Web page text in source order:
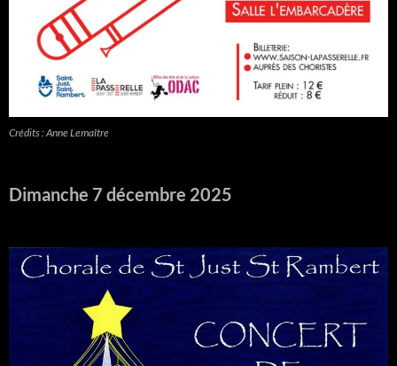
Crédits : Anne Lemaître
Dimanche 7 décembre 2025